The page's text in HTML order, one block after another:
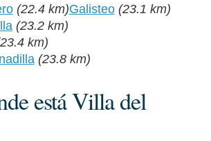
(22.4 km)Galisteo (23.1 km)
(23.2 km)
km)
(23.8 km)
está Villa del